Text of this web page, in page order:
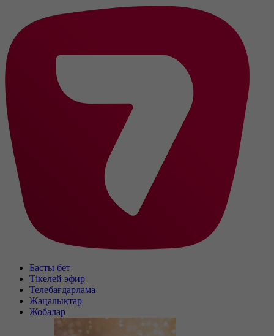
Басты бет
Тікелей эфир
Телебағдарлама
Жаңалықтар
Жобалар